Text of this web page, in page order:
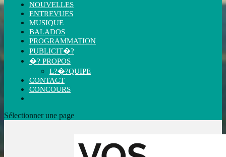
NOUVELLES
ENTREVUES
MUSIQUE
BALADOS
PROGRAMMATION
PUBLICIT�?
�? PROPOS
L?�?QUIPE
CONTACT
CONCOURS
Sélectionner une page